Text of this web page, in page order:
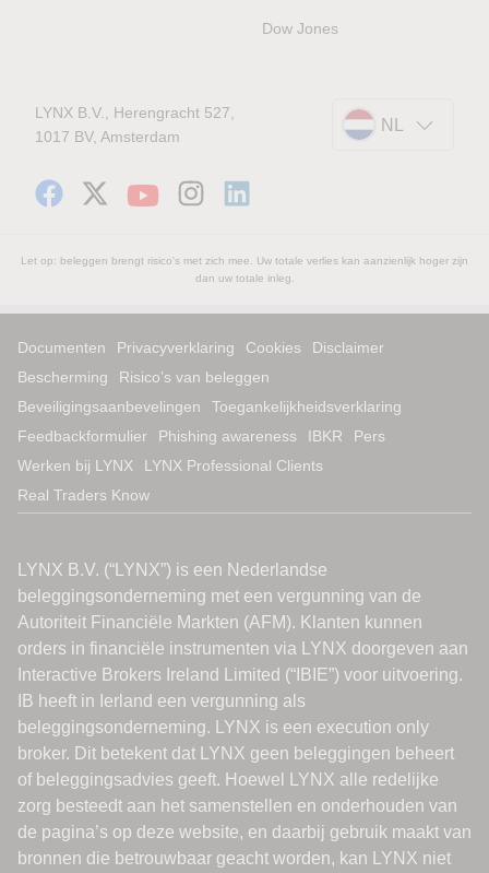
Dow Jones
LYNX B.V., Herengracht 527,
1017 BV, Amsterdam
NL
Let op: beleggen brengt risico's met zich mee. Uw totale verlies kan aanzienlijk hoger zijn
dan uw totale inleg.
Documenten Privacyverklaring Cookies
Disclaimer
Bescherming
Risico’s van beleggen
Beveiligingsaanbevelingen
Toegankelijkheidsverklaring
Feedbackformulier
Phishing awareness IBKR
Pers
Werken bij LYNX
LYNX Professional Clients
Real Traders Know